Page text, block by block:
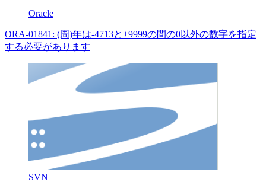
Oracle
ORA-01841: (周)年は-4713と+9999の間の0以外の数字を指定
する必要があります
SVN